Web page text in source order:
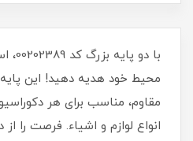
با دو
محیط خود هدیه دهید! این
مقاوم، مناسب برای هر
انواع لوازم و اشیاء. فرصت را